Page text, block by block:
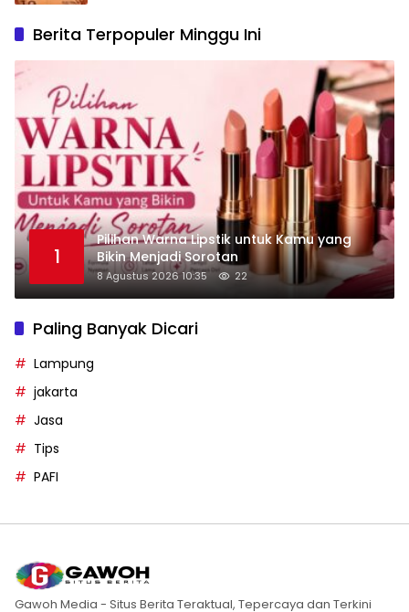
Berita Terpopuler Minggu Ini
1
Pilihan Warna Lipstik untuk Kamu yang
Bikin Menjadi Sorotan
8 Agustus 2026 10:35 22
Paling Banyak Dicari
Lampung
jakarta
Jasa
Tips
PAFI
Gawoh Media - Situs Berita Teraktual, Tepercaya dan Terkini